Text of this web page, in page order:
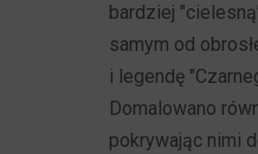
bardziej
samym od
i legendę
Domalowano
pokrywając nimi